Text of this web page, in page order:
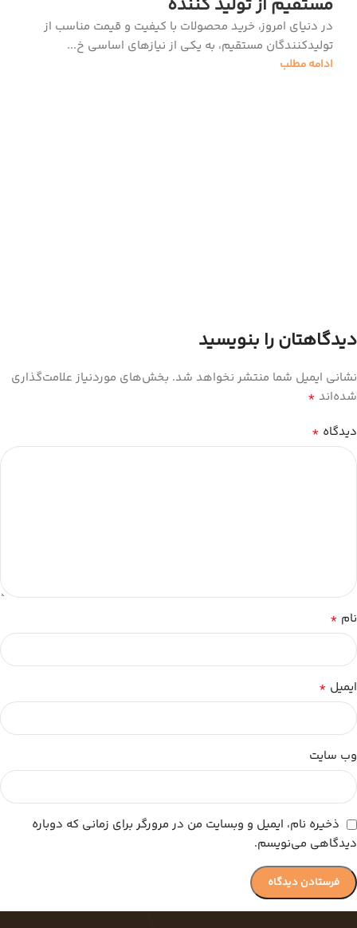
مستقیم از تولید کننده
در دنیای امروز، خرید محصولات با کیفیت و قیمت مناسب از
تولیدکنندگان مستقیم، به یکی از نیازهای اساسی خ...
ادامه مطلب
دیدگاهتان را بنویسید
نشانی ایمیل شما منتشر نخواهد شد. بخش‌های موردنیاز علامت‌گذاری
شده‌اند *
دیدگاه *
نام *
ایمیل *
وب‌ سایت
ذخیره نام، ایمیل و وبسایت من در مرورگر برای زمانی که دوباره
دیدگاهی می‌نویسم.